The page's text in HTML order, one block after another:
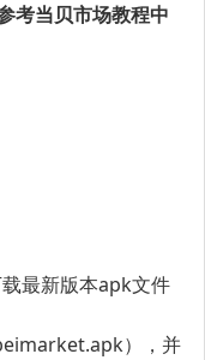
考当贝市场教程中
最新版本apk文件
），并